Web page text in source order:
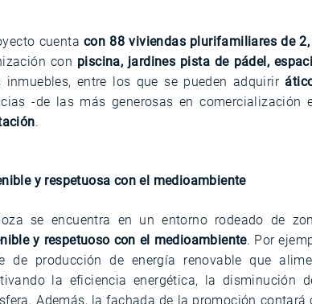
cuentacon 88 viviendas plurifamiliares de
con piscina, jardines pista de pádel,
inmuebles, entre los que se pueden adquirir
-de las más generosas en comercialización
.
y respetuosa con el medioambiente
se encuentra en un entorno rodeado de
y respetuoso con el medioambiente. Por
de producción de energía renovable que
la eficiencia energética, la disminución
Además, la fachada de la promoción